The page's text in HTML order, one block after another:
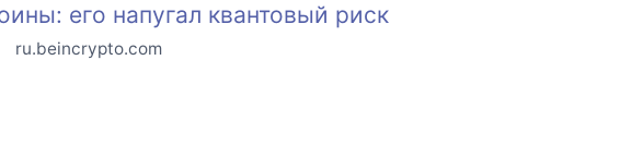
его напугал квантовый риск
ru.beincrypto.com